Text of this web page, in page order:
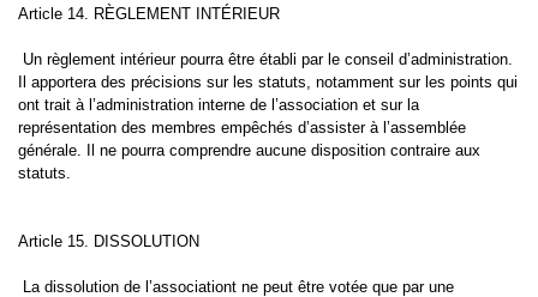
Article 14. RÈGLEMENT INTÉRIEUR
Un règlement intérieur pourra être établi par le conseil d’administration.
Il apportera des précisions sur les statuts, notamment sur les points qui
ont trait à l’administration interne de l’association et sur la
représentation des membres empêchés d’assister à l’assemblée
générale. Il ne pourra comprendre aucune disposition contraire aux
statuts.
Article 15. DISSOLUTION
La dissolution de l’associationt ne peut être votée que par une